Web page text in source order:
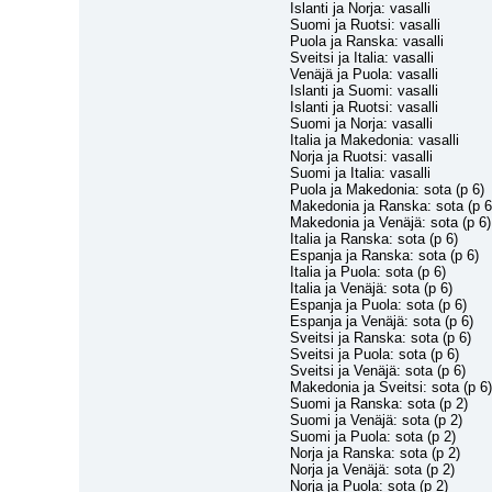
Islanti ja Norja: vasalli
Suomi ja Ruotsi: vasalli
Puola ja Ranska: vasalli
Sveitsi ja Italia: vasalli
Venäjä ja Puola: vasalli
Islanti ja Suomi: vasalli
Islanti ja Ruotsi: vasalli
Suomi ja Norja: vasalli
Italia ja Makedonia: vasalli
Norja ja Ruotsi: vasalli
Suomi ja Italia: vasalli
Puola ja Makedonia: sota (p 6)
Makedonia ja Ranska: sota (p
Makedonia ja Venäjä: sota (p 6)
Italia ja Ranska: sota (p 6)
Espanja ja Ranska: sota (p 6)
Italia ja Puola: sota (p 6)
Italia ja Venäjä: sota (p 6)
Espanja ja Puola: sota (p 6)
Espanja ja Venäjä: sota (p 6)
Sveitsi ja Ranska: sota (p 6)
Sveitsi ja Puola: sota (p 6)
Sveitsi ja Venäjä: sota (p 6)
Makedonia ja Sveitsi: sota (p 6)
Suomi ja Ranska: sota (p 2)
Suomi ja Venäjä: sota (p 2)
Suomi ja Puola: sota (p 2)
Norja ja Ranska: sota (p 2)
Norja ja Venäjä: sota (p 2)
Norja ja Puola: sota (p 2)